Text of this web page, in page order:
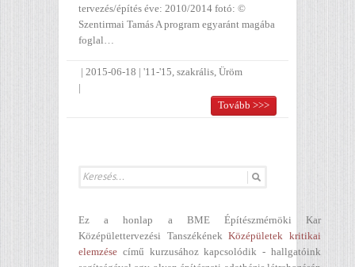
tervezés/építés éve: 2010/2014 fotó: ©
Szentirmai Tamás A program egyaránt magába
foglal…
| 2015-06-18 | '11-'15, szakrális, Üröm
|
Tovább >>>
Ez a honlap a BME Építészmérnöki Kar
Középülettervezési TanszékénekKözépületek kritikai
elemzése című kurzusához kapcsolódik - hallgatóink